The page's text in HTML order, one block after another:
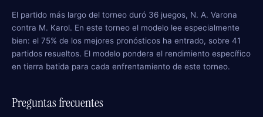
El partido más largo del torneo duró 36 juegos, N. A. Varona
contra M. Karol. En este torneo el modelo lee especialmente
bien: el 75% de los mejores pronósticos ha entrado, sobre 41
partidos resueltos. El modelo pondera el rendimiento específico
en tierra batida para cada enfrentamiento de este torneo.
Preguntas frecuentes